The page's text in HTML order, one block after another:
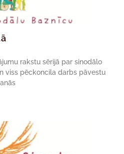
rakstu sērijā par sinodālo
viss pēckoncila darbs pāvestu